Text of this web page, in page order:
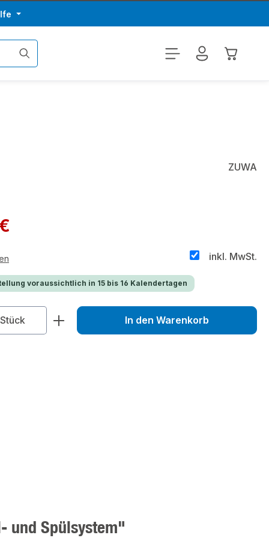
ZUWA
inkl. MwSt.
voraussichtlich in 15 bis 16 Kalendertagen
Gib den gewünschten Wert
Stück In den Warenkorb
und Spülsystem"